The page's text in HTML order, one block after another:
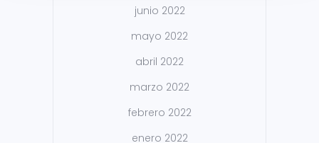
junio 2022
mayo 2022
abril 2022
marzo 2022
febrero 2022
enero 2022